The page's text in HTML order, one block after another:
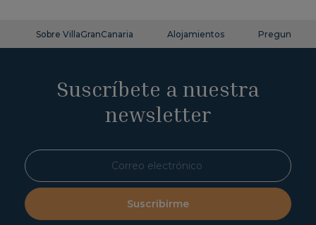
Sobre VillaGranCanaria Alojamientos Preguntas
Suscríbete a nuestra
newsletter
Suscribirme